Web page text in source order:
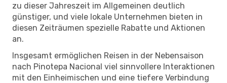
zu dieser Jahreszeit im Allgemeinen deutlich
günstiger, und viele lokale Unternehmen bieten in
diesen Zeiträumen spezielle Rabatte und Aktionen
an.
Insgesamt ermöglichen Reisen in der Nebensaison
nach Pinotepa Nacional viel sinnvollere Interaktionen
mit den Einheimischen und eine tiefere Verbindung